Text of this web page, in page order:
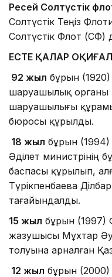
Ресей Солтүстiк
Солтүстік Теңіз
Солтүстік Флот (СФ)
ЕСТЕ ҚАЛАР
92 жыл бұрын
шаруашылық органы -
шаруашылығы
бюросы құрылды.
18 жыл бұрын (1994)
Әділет министрінің
баспасы құрылып,
Түрікпенбаева
тағайындалды.
15 жыл бұрын (1997)
жазушысы Мұхтар
толуына арналған
12 жыл бұрын